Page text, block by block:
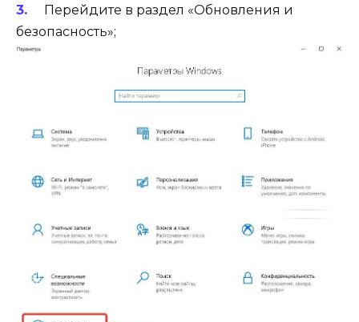
Перейдите в раздел «Обновления и
безопасность»;